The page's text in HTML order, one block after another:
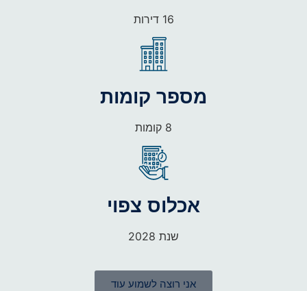
16 דירות
מספר קומות
8 קומות
אכלוס צפוי
שנת 2028
אני רוצה לשמוע עוד